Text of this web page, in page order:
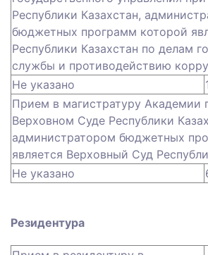
Республики Казахстан,
бюджетных программ которой
Республики Казахстан по делам
службы и противодействию
Не указано
Прием в магистратуру Академии
Верховном Суде Республики
администратором бюджетных
является Верховный Суд
Не указано
Резидентура